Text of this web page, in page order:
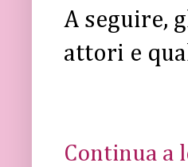
A seguire,
attori e
Continua a